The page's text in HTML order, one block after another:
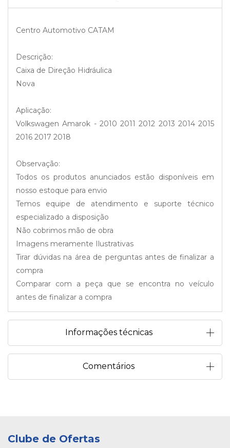
Centro Automotivo CATAM
Descrição:
Caixa de Direção Hidráulica
Nova
Aplicação:
Volkswagen Amarok - 2010 2011 2012 2013 2014 2015
2016 2017 2018
Observação:
Todos os produtos anunciados estão disponíveis em
nosso estoque para envio
Temos equipe de atendimento e suporte técnico
especializado a disposição
Não cobrimos mão de obra
Imagens meramente Ilustrativas
Tirar dúvidas na área de perguntas antes de finalizar a
compra
Comparar com a peça que se encontra no veículo
antes de finalizar a compra
Informações técnicas
Comentários
Clube de Ofertas